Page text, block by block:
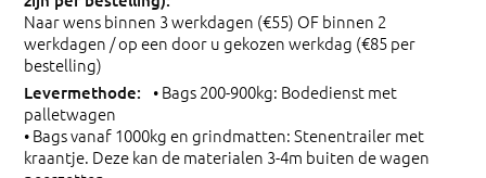
Naar wens binnen 3 werkdagen (€55) OF binnen 2
werkdagen / op een door u gekozen werkdag (€85 per
bestelling)
• Bags 200-900kg: Bodedienst met
palletwagen
• Bags vanaf 1000kg en grindmatten: Stenentrailer met
kraantje. Deze kan de materialen 3-4m buiten de wagen